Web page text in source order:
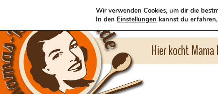
Hier kocht
Wir verwenden Cookies, um dir die
In den Einstellungen kannst du